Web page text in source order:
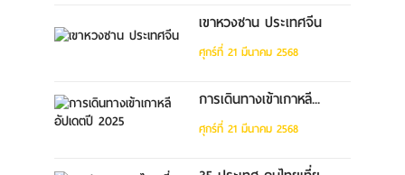
เขาหวงซาน ประเทศจีน
ศุกร์ที่ 21 มีนาคม 2568
การเดินทางเข้าเกาหลี...
ศุกร์ที่ 21 มีนาคม 2568